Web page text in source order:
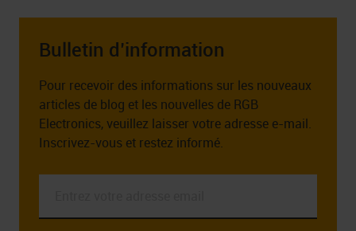
Bulletin d’information
Pour recevoir des informations sur les nouveaux
articles de blog et les nouvelles de RGB
Electronics, veuillez laisser votre adresse e-mail.
Inscrivez-vous et restez informé.